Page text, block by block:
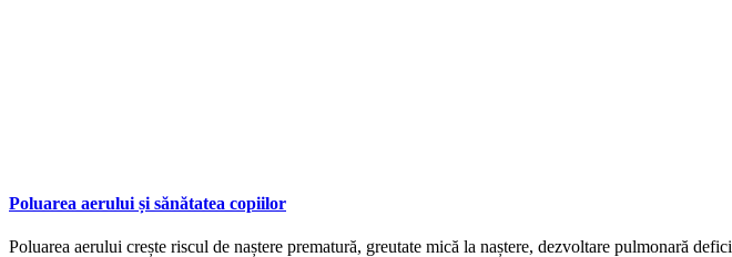
Poluarea aerului și sănătatea copiilor
Poluarea aerului crește riscul de naștere prematură, greutate mică la naștere, dezvoltare pulmonară